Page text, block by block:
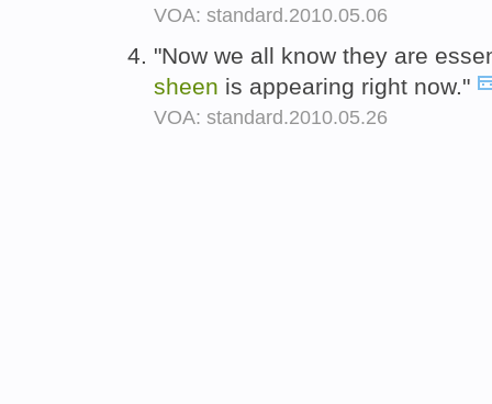
VOA: standard.2010.05.06
"Now we all know they are
sheen is appearing right now."
VOA: standard.2010.05.26